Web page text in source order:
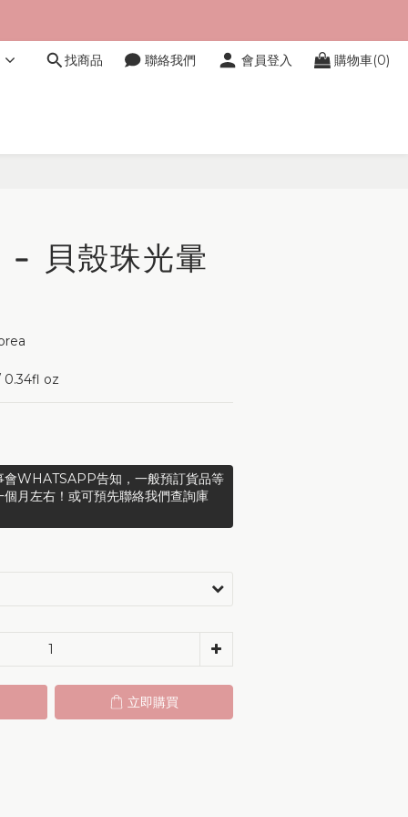
找商品 聯絡我們 會員登入 購物車(0)
- 貝殼珠光暈
0.34fl oz
會WHATSAPP告知，一般預訂貨品等
月左右！或可預先聯絡我們查詢庫
立即購買